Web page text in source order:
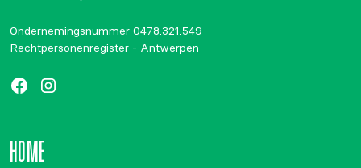
Ondernemingsnummer 0478.321.549
Rechtpersonenregister - Antwerpen
HOME